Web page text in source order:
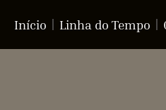
Início Linha do Tempo